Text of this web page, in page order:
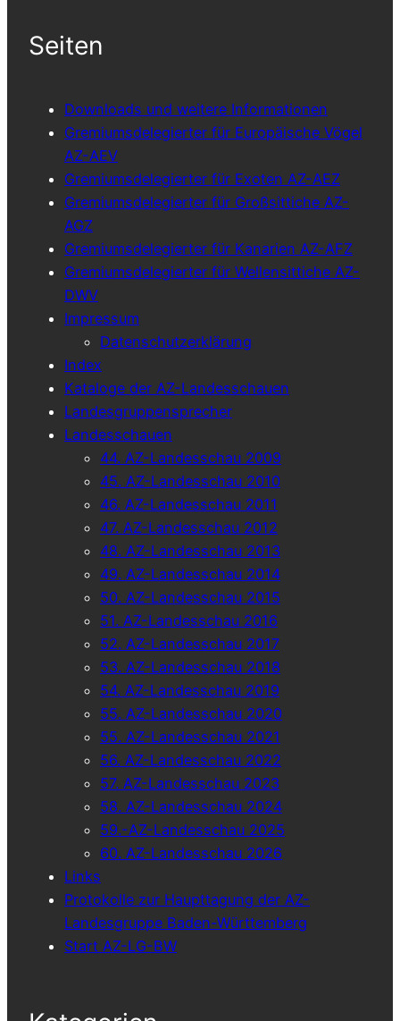
Seiten
Downloads und weitere Informationen
Gremiumsdelegierter für Europäische Vögel
AZ-AEV
Gremiumsdelegierter für Exoten AZ-AEZ
Gremiumsdelegierter für Großsittiche AZ-
AGZ
Gremiumsdelegierter für Kanarien AZ-AFZ
Gremiumsdelegierter für Wellensittiche AZ-
DWV
Impressum
Datenschutzerklärung
Index
Kataloge der AZ-Landesschauen
Landesgruppensprecher
Landesschauen
44. AZ-Landesschau 2009
45. AZ-Landesschau 2010
46. AZ-Landesschau 2011
47. AZ-Landesschau 2012
48. AZ-Landesschau 2013
49. AZ-Landesschau 2014
50. AZ-Landesschau 2015
51. AZ-Landesschau 2016
52. AZ-Landesschau 2017
53. AZ-Landesschau 2018
54. AZ-Landesschau 2019
55. AZ-Landesschau 2020
55. AZ-Landesschau 2021
56. AZ-Landesschau 2022
57. AZ-Landesschau 2023
58. AZ-Landesschau 2024
59.-AZ-Landesschau 2025
60. AZ-Landesschau 2026
Links
Protokolle zur Haupttagung der AZ-
Landesgruppe Baden-Württemberg
Start AZ-LG-BW